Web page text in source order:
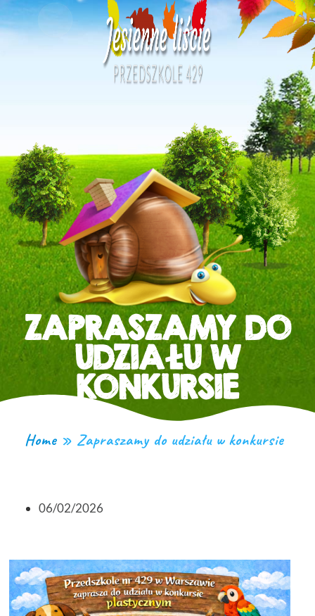
ZAPRASZAMY DO
UDZIAŁU W
KONKURSIE
Home» Zapraszamy do udziału w konkursie
06/02/2026